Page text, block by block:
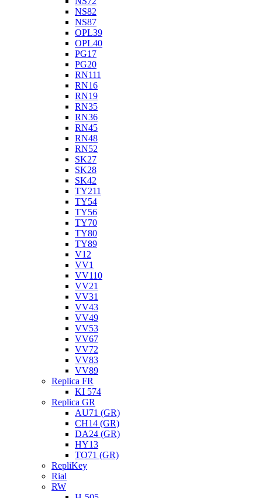
NS82
NS87
OPL39
OPL40
PG17
PG20
RN111
RN16
RN19
RN35
RN36
RN45
RN48
RN52
SK27
SK28
SK42
TY211
TY54
TY56
TY70
TY80
TY89
V12
VV1
VV110
VV21
VV31
VV43
VV49
VV53
VV67
VV72
VV83
VV89
Replica FR
KI 574
Replica GR
AU71 (GR)
CH14 (GR)
DA24 (GR)
HY13
TO71 (GR)
RepliKey
Rial
RW